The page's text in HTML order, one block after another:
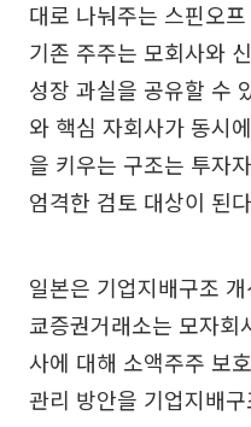
대로 나눠주는 스핀오
기존 주주는 모회사와
성장 과실을 공유할 수
와 핵심 자회사가 동시
을 키우는 구조는 투자
엄격한 검토 대상이 된
일본은 기업지배구조
쿄증권거래소는 모자회
사에 대해 소액주주 보
관리 방안을 기업지배